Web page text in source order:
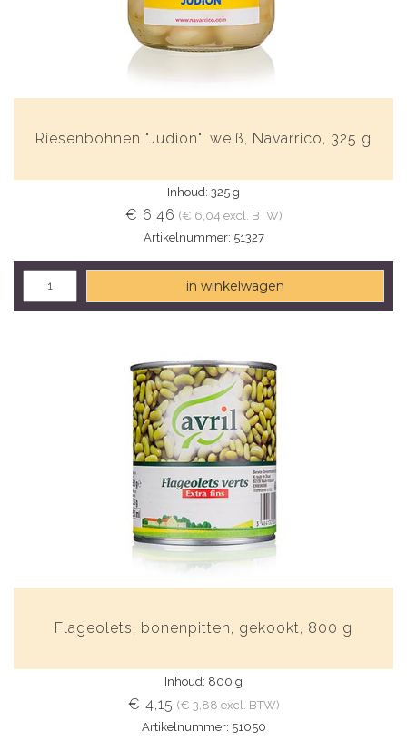
Riesenbohnen "Judion", weiß, Navarrico, 325 g
Inhoud: 325 g
€ 6,46 (€ 6,04 excl. BTW)
Artikelnummer: 51327
in winkelwagen
Flageolets, bonenpitten, gekookt, 800 g
Inhoud: 800 g
€ 4,15 (€ 3,88 excl. BTW)
Artikelnummer: 51050